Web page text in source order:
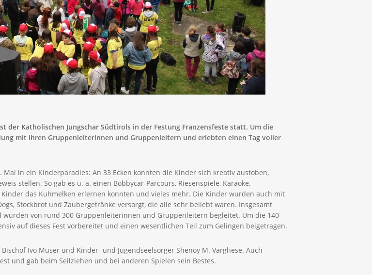
der Katholischen Jungschar Südtirols in der Festung Franzensfeste statt. Um die
mit ihren Gruppenleiterinnen und Gruppenleitern und erlebten einen Tag voller
Mai in ein Kinderparadies: An 33 Ecken konnten die Kinder sich kreativ austoben,
stellen. So gab es u. a. einen Bobbycar-Parcours, Riesenspiele, Karaoke,
das Kuhmelken erlernen konnten und vieles mehr. Die Kinder wurden auch mit
Stockbrot und Zaubergetränke versorgt, die alle sehr beliebt waren. Insgesamt
von rund 300 Gruppenleiterinnen und Gruppenleitern begleitet. Um die 140
auf dieses Fest vorbereitet und einen wesentlichen Teil zum Gelingen beigetragen.
Ivo Muser und Kinder- und Jugendseelsorger Shenoy M. Varghese. Auch
und gab beim Seilziehen und bei anderen Spielen sein Bestes.